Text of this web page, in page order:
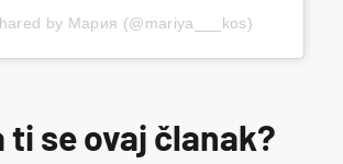
by Мария (@mariya___kos)
ti se ovaj članak?